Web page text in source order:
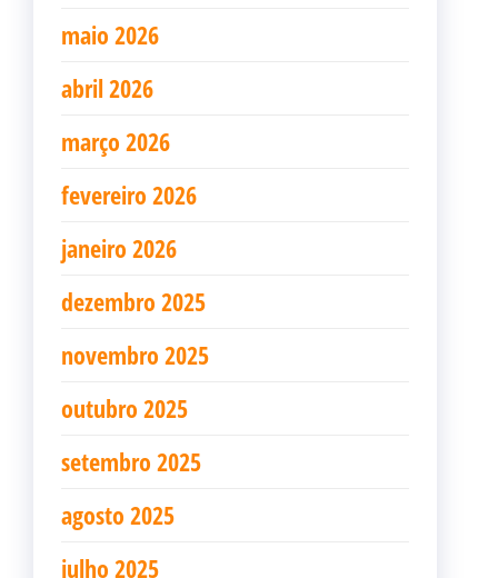
maio 2026
abril 2026
março 2026
fevereiro 2026
janeiro 2026
dezembro 2025
novembro 2025
outubro 2025
setembro 2025
agosto 2025
julho 2025